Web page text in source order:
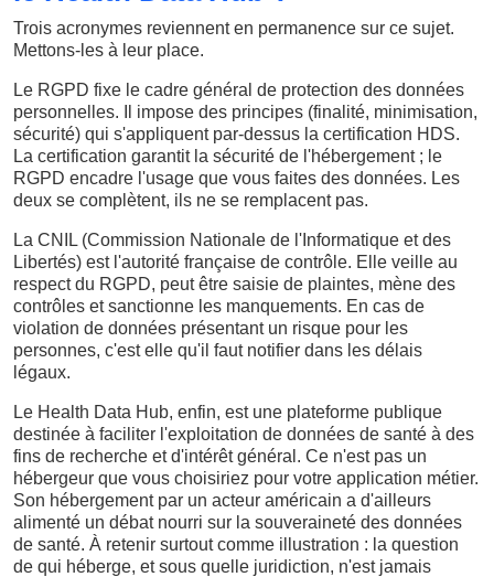
Trois acronymes reviennent en permanence sur ce sujet.
Mettons-les à leur place.
Le RGPD fixe le cadre général de protection des données
personnelles. Il impose des principes (finalité, minimisation,
sécurité) qui s'appliquent par-dessus la certification HDS.
La certification garantit la sécurité de l'hébergement ; le
RGPD encadre l'usage que vous faites des données. Les
deux se complètent, ils ne se remplacent pas.
La CNIL (Commission Nationale de l'Informatique et des
Libertés) est l'autorité française de contrôle. Elle veille au
respect du RGPD, peut être saisie de plaintes, mène des
contrôles et sanctionne les manquements. En cas de
violation de données présentant un risque pour les
personnes, c'est elle qu'il faut notifier dans les délais
légaux.
Le Health Data Hub, enfin, est une plateforme publique
destinée à faciliter l'exploitation de données de santé à des
fins de recherche et d'intérêt général. Ce n'est pas un
hébergeur que vous choisiriez pour votre application métier.
Son hébergement par un acteur américain a d'ailleurs
alimenté un débat nourri sur la souveraineté des données
de santé. À retenir surtout comme illustration : la question
de qui héberge, et sous quelle juridiction, n'est jamais